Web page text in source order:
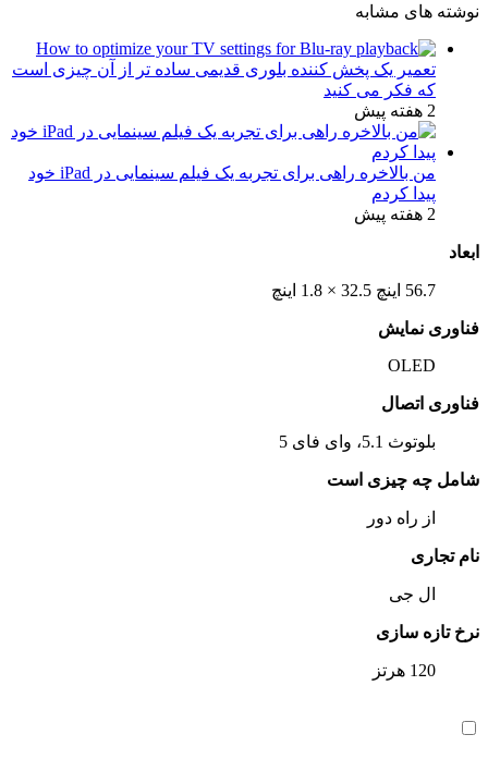
نوشته های مشابه
تعمیر یک پخش کننده بلوری قدیمی ساده تر از آن چیزی است
که فکر می کنید
2 هفته پیش
من بالاخره راهی برای تجربه یک فیلم سینمایی در iPad خود
پیدا کردم
2 هفته پیش
ابعاد
56.7 اینچ 32.5 × 1.8 اینچ
فناوری نمایش
OLED
فناوری اتصال
بلوتوث 5.1، وای فای 5
شامل چه چیزی است
از راه دور
نام تجاری
ال جی
نرخ تازه سازی
120 هرتز